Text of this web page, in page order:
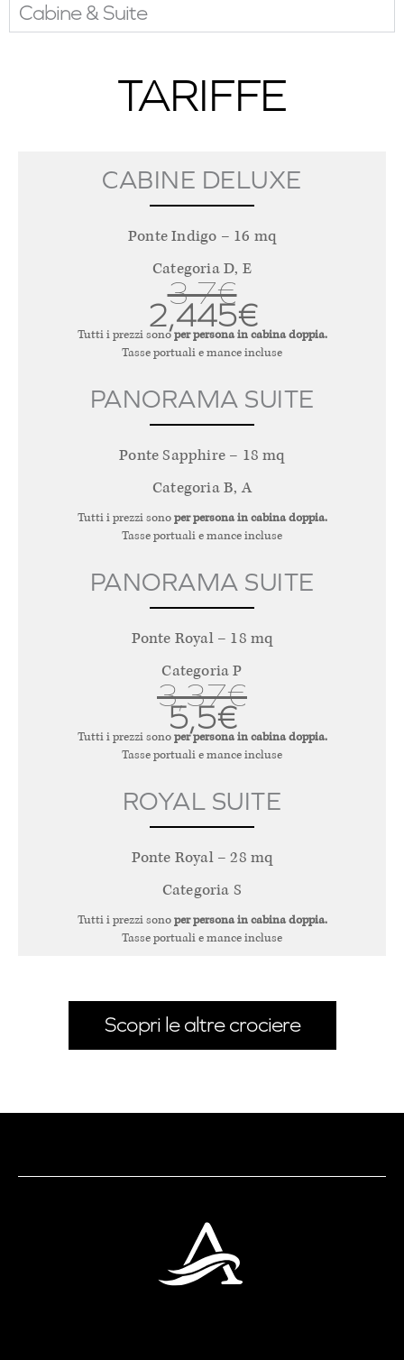
Cabine & Suite
TARIFFE
CABINE DELUXE
Ponte Indigo – 16 mq
Categoria D, E
3,7€
2,445€
Tutti i prezzi sonoper persona in cabina doppia.
Tasse portuali e mance incluse
PANORAMA SUITE
Ponte Sapphire – 18 mq
Categoria B, A
Tutti i prezzi sonoper persona in cabina doppia.
Tasse portuali e mance incluse
PANORAMA SUITE
Ponte Royal – 18 mq
Categoria P
3,37€
5,5€
Tutti i prezzi sonoper persona in cabina doppia.
Tasse portuali e mance incluse
ROYAL SUITE
Ponte Royal – 28 mq
Categoria S
Tutti i prezzi sonoper persona in cabina doppia.
Tasse portuali e mance incluse
Scopri le altre crociere